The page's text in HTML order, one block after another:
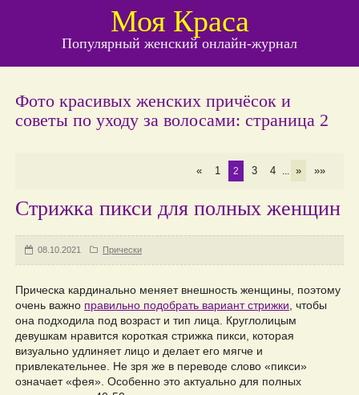
Моя Краса
Популярный женский онлайн-журнал
Фото красивых женских причёсок и
советы по уходу за волосами: страница 2
« 1 2 3 4 ... » »»
Стрижка пикси для полных женщин
08.10.2021 Прически
Прическа кардинально меняет внешность женщины, поэтому
очень важно правильно подобрать вариант стрижки, чтобы
она подходила под возраст и тип лица. Круглолицым
девушкам нравится короткая стрижка пикси, которая
визуально удлиняет лицо и делает его мягче и
привлекательнее. Не зря же в переводе слово «пикси»
означает «фея». Особенно это актуально для полных